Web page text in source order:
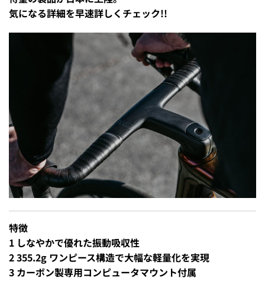
気になる詳細を早速詳しくチェック!!
特徴
1 しなやかで優れた振動吸収性
2 355.2g ワンピース構造で大幅な軽量化を実現
3 カーボン製専用コンピュータマウント付属